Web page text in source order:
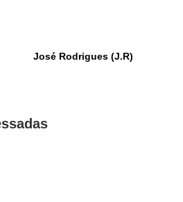
José Rodrigues (J.R)